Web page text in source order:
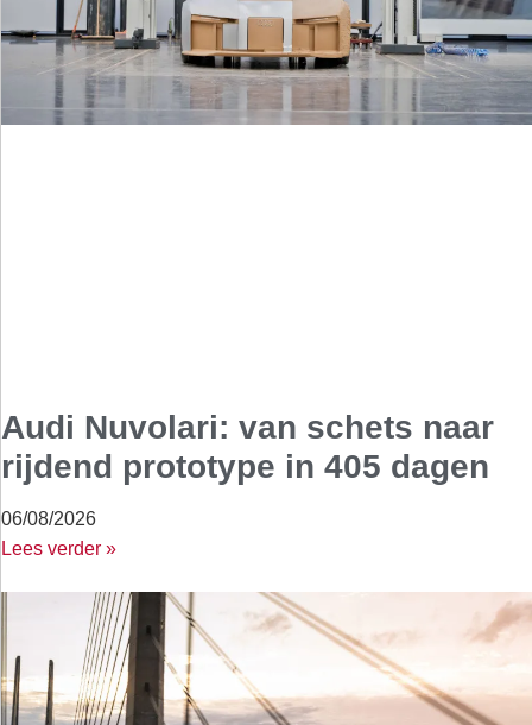
Audi Nuvolari: van schets naar
rijdend prototype in 405 dagen
06/08/2026
Lees verder »